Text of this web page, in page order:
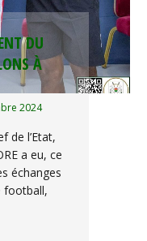
DU
À
2024
de l’Etat,
a eu, ce
échanges
football,